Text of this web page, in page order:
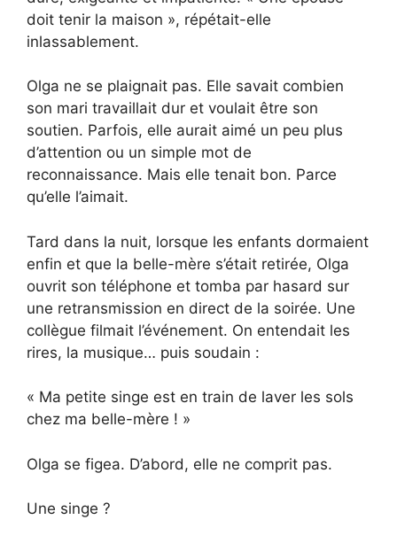
doit tenir la maison », répétait-elle
inlassablement.
Olga ne se plaignait pas. Elle savait combien
son mari travaillait dur et voulait être son
soutien. Parfois, elle aurait aimé un peu plus
d’attention ou un simple mot de
reconnaissance. Mais elle tenait bon. Parce
qu’elle l’aimait.
Tard dans la nuit, lorsque les enfants dormaient
enfin et que la belle-mère s’était retirée, Olga
ouvrit son téléphone et tomba par hasard sur
une retransmission en direct de la soirée. Une
collègue filmait l’événement. On entendait les
rires, la musique… puis soudain :
« Ma petite singe est en train de laver les sols
chez ma belle-mère ! »
Olga se figea. D’abord, elle ne comprit pas.
Une singe ?